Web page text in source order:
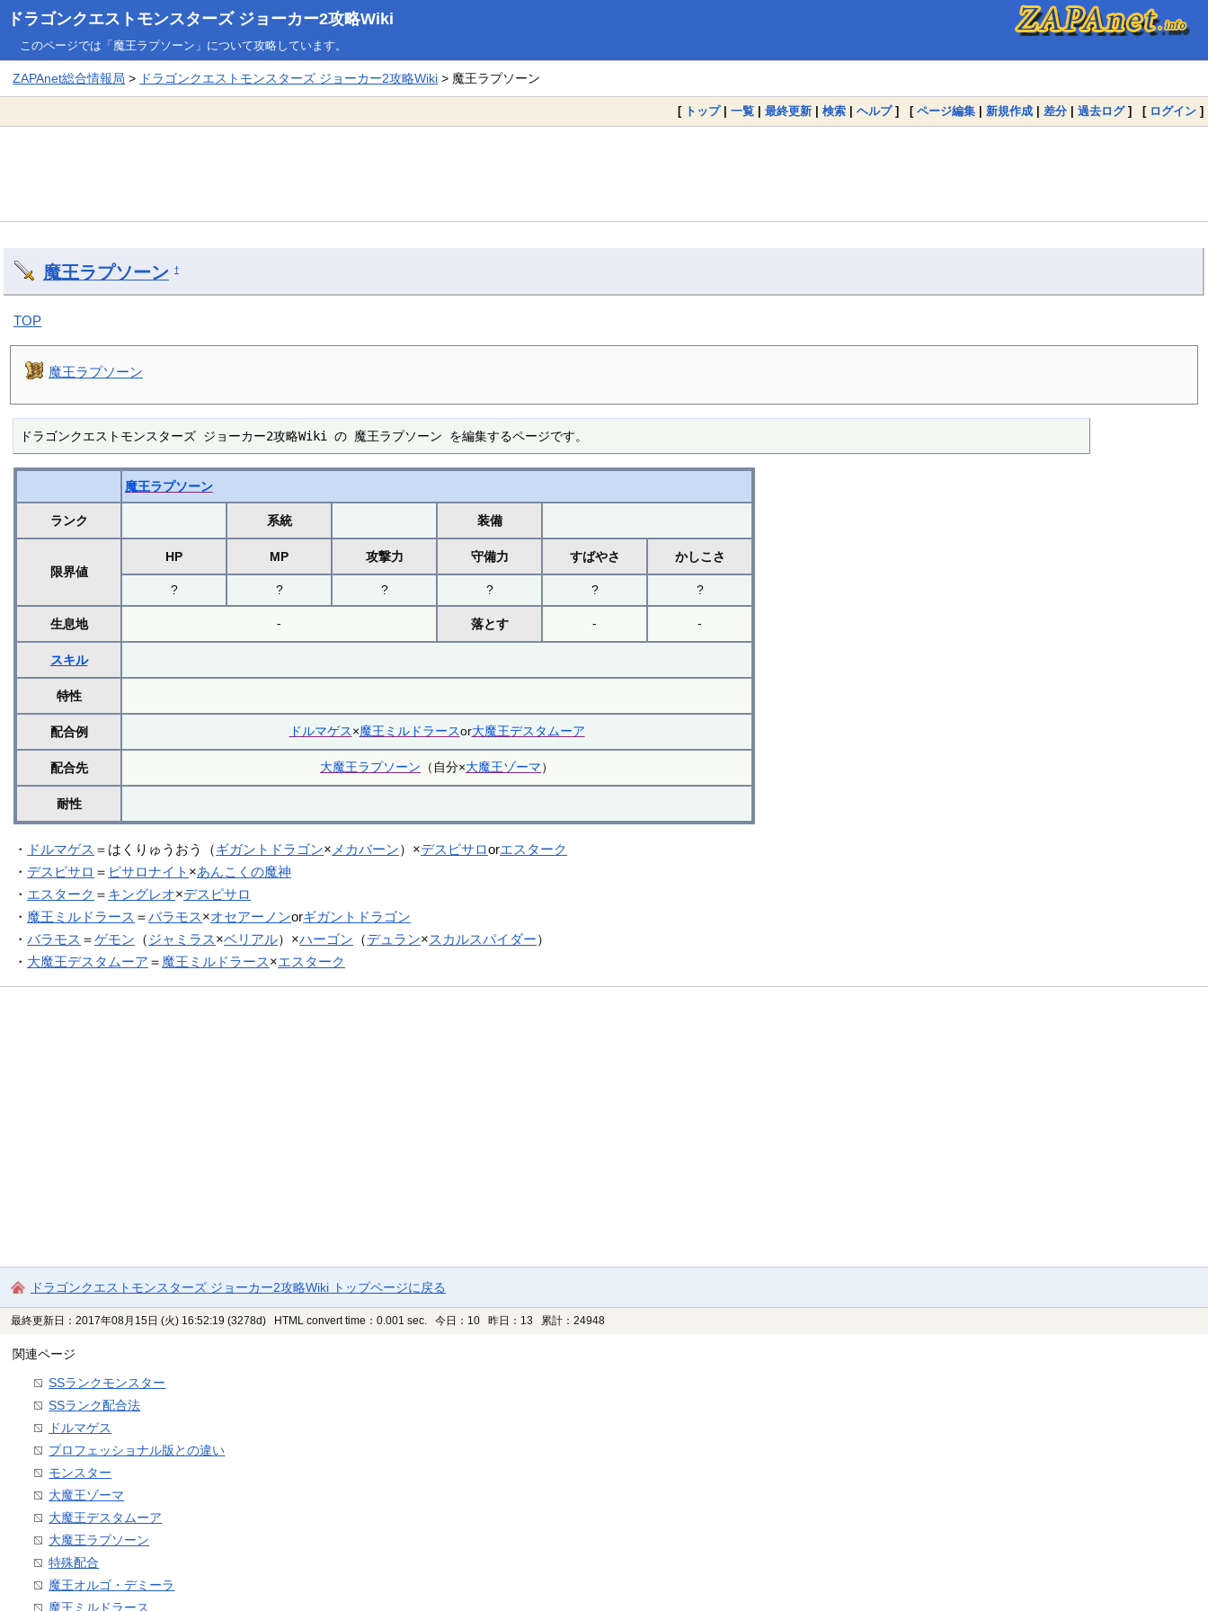
ドラゴンクエストモンスターズ ジョーカー2攻略Wiki
このページでは「魔王ラプソーン」について攻略しています。
ZAPAnet総合情報局 > ドラゴンクエストモンスターズ ジョーカー2攻略Wiki > 魔王ラプソーン
[ トップ| 一覧 | 最終更新 | 検索 | ヘルプ] [ ページ編集 | 新規作成 | 差分 | 過去ログ] [ ログイン ]
魔王ラプソーン †
TOP
魔王ラプソーン
ドラゴンクエストモンスターズ ジョーカー2攻略Wiki の 魔王ラプソーン を編集するページです。
魔王ラプソーン
ランク 系統 装備
限界値
HP MP 攻撃力 守備力 すばやさ かしこさ
? ? ? ? ? ?
生息地 - 落とす - -
スキル
特性
配合例 ドルマゲス×魔王ミルドラースor大魔王デスタムーア
配合先 大魔王ラプソーン （自分×大魔王ゾーマ）
耐性
・ ドルマゲス ＝はくりゅうおう（ギガントドラゴン×メカバーン）×デスピサロorエスターク
・ デスピサロ ＝ ピサロナイト ×あんこくの魔神
・ エスターク ＝ キングレオ×デスピサロ
・ 魔王ミルドラース ＝バラモス×オセアーノンorギガントドラゴン
・バラモス ＝ゲモン （ジャミラス×ベリアル）×ハーゴン （デュラン×スカルスパイダー）
・ 大魔王デスタムーア ＝ 魔王ミルドラース×エスターク
ドラゴンクエストモンスターズ ジョーカー2攻略Wiki トップページに戻る
最終更新日：2017年08月15日 (火) 16:52:19 (3278d) HTML convert time：0.001 sec. 今日：10 昨日：13 累計：24948
関連ページ
SSランクモンスター
SSランク配合法
ドルマゲス
プロフェッショナル版との違い
モンスター
大魔王ゾーマ
大魔王デスタムーア
大魔王ラプソーン
特殊配合
魔王オルゴ・デミーラ
魔王ミルドラース